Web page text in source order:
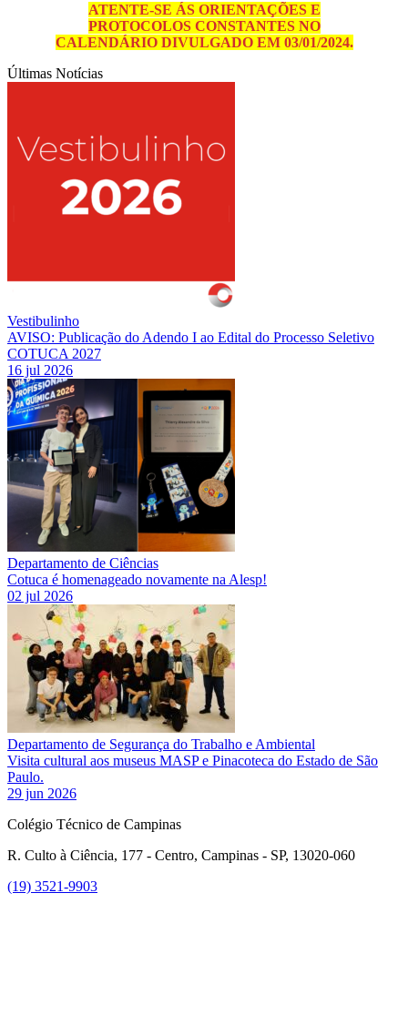
ATENTE-SE ÁS ORIENTAÇÕES E
PROTOCOLOS CONSTANTES NO
CALENDÁRIO DIVULGADO EM 03/01/2024.
Últimas Notícias
Vestibulinho
AVISO: Publicação do Adendo I ao Edital do Processo Seletivo
COTUCA 2027
16 jul 2026
Departamento de Ciências
Cotuca é homenageado novamente na Alesp!
02 jul 2026
Departamento de Segurança do Trabalho e Ambiental
Visita cultural aos museus MASP e Pinacoteca do Estado de São
Paulo.
29 jun 2026
Colégio Técnico de Campinas
R. Culto à Ciência, 177 - Centro, Campinas - SP, 13020-060
(19) 3521-9903